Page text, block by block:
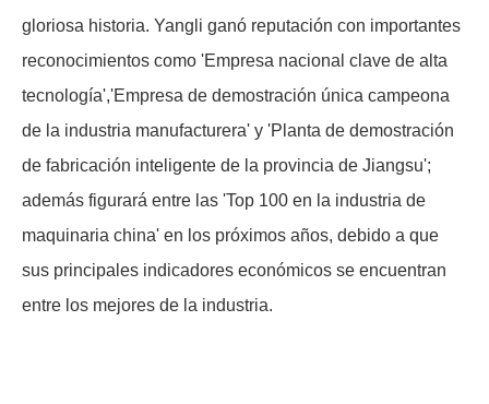
gloriosa historia. Yangli ganó reputación con importantes
reconocimientos como 'Empresa nacional clave de alta
tecnología','Empresa de demostración única campeona
de la industria manufacturera' y 'Planta de demostración
de fabricación inteligente de la provincia de Jiangsu';
además figurará entre las 'Top 100 en la industria de
maquinaria china' en los próximos años, debido a que
sus principales indicadores económicos se encuentran
entre los mejores de la industria.